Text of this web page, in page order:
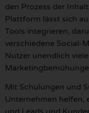
den Prozess der
Plattform lässt sich
Tools integrieren,
verschiedene Social-
Nutzer unendlich
Mit Schulungen und
Unternehmen helfen,